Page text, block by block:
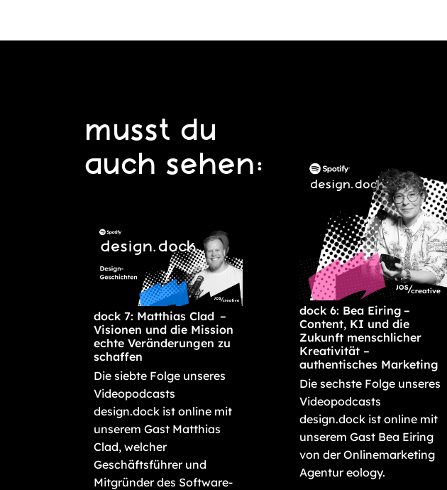
musst du
auch sehen:
dock 7: Matthias Clad –
Visionen und die Mission
echte Veränderungen zu
schaffen
Die siebte Folge unseres
Videopodcasts
design.dock ist online mit
unserem Gast Matthias
Clad, welcher
Geschäftsführer und
Mitgründer des Software-
dock 6: Bea Eiring –
Content, KI und die
Zukunft menschlicher
Kreativität –
authentisches Marketing
Die sechste Folge unseres
Videopodcasts
design.dock ist online mit
unserem Gast Bea Eiring
von der Onlinemarketing
Agentur eology.